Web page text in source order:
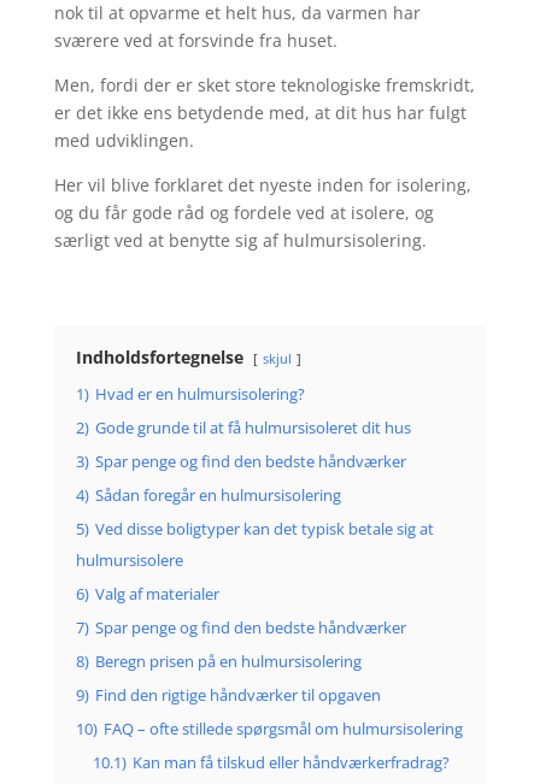
nok til at opvarme et helt hus, da varmen har
sværere ved at forsvinde fra huset.
Men, fordi der er sket store teknologiske fremskridt,
er det ikke ens betydende med, at dit hus har fulgt
med udviklingen.
Her vil blive forklaret det nyeste inden for isolering,
og du får gode råd og fordele ved at isolere, og
særligt ved at benytte sig af hulmursisolering.
Indholdsfortegnelse skjul
1) Hvad er en hulmursisolering?
2) Gode grunde til at få hulmursisoleret dit hus
3) Spar penge og find den bedste håndværker
4) Sådan foregår en hulmursisolering
5) Ved disse boligtyper kan det typisk betale sig at
hulmursisolere
6) Valg af materialer
7) Spar penge og find den bedste håndværker
8) Beregn prisen på en hulmursisolering
9) Find den rigtige håndværker til opgaven
10) FAQ – ofte stillede spørgsmål om hulmursisolering
10.1) Kan man få tilskud eller håndværkerfradrag?